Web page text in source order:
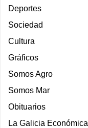
Deportes
Sociedad
Cultura
Gráficos
Somos Agro
Somos Mar
Obituarios
La Galicia Económica